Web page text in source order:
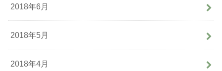
2018年6月
2018年5月
2018年4月